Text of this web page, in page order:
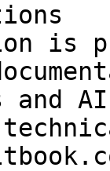
is
and